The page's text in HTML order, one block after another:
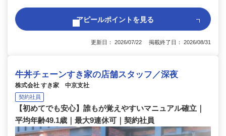
アピールポイントを見る
更新日： 2026/07/22 掲載終了日： 2026/08/31
牛丼チェーンすき家の店舗スタッフ／深夜
株式会社 すき家 中京支社
契約社員
【初めてでも安心】誰もが覚えやすいマニュアル確立｜
平均年齢49.1歳｜最大9連休可｜契約社員